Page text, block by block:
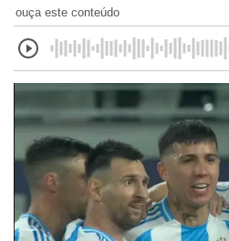
ouça este conteúdo